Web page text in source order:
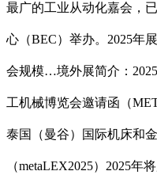
最广的工业从动化嘉会，
心（BEC）举办。2025年
会规模…境外展简介：
工机械博览会邀请函（
泰国（曼谷）国际机床和
（metaLEX2025）2025年